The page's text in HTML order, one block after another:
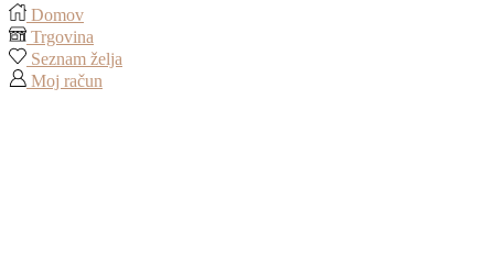
Domov
Trgovina
Seznam želja
Moj račun